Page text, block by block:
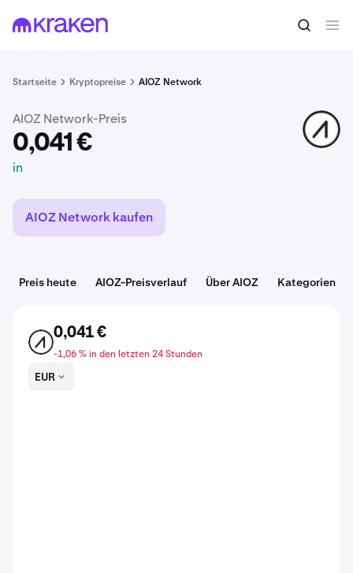
Startseite Kryptopreise AIOZ Network
0,041 € AIOZ kaufen
AIOZ Network-Preis
0,041 €
in
AIOZ
AIOZ Network kaufen
Preis heute AIOZ-Preisverlauf Über AIOZ Kategorien
AIOZ
0,041 €
-1,06 % in den letzten 24 Stunden
EUR